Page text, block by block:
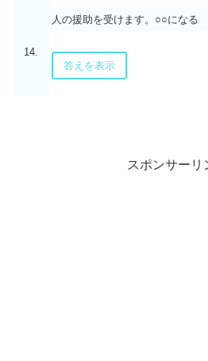
14.
人の援助を受けます。○○になる
答えを表示
スポンサーリ